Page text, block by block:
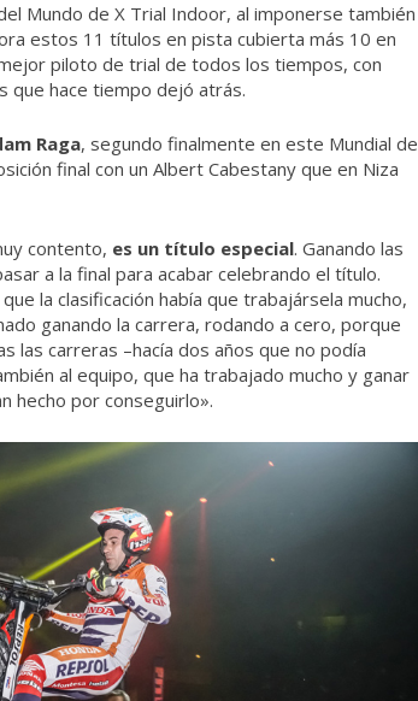
Mundo de X Trial Indoor, al imponerse también
estos 11 títulos en pista cubierta más 10 en
piloto de trial de todos los tiempos, con
que hace tiempo dejó atrás.
Raga, segundo finalmente en este Mundial de
final con un Albert Cabestany que en Niza
contento, es un título especial. Ganando las
a la final para acabar celebrando el título.
la clasificación había que trabajársela mucho,
ganando la carrera, rodando a cero, porque
las carreras –hacía dos años que no podía
al equipo, que ha trabajado mucho y ganar
hecho por conseguirlo».